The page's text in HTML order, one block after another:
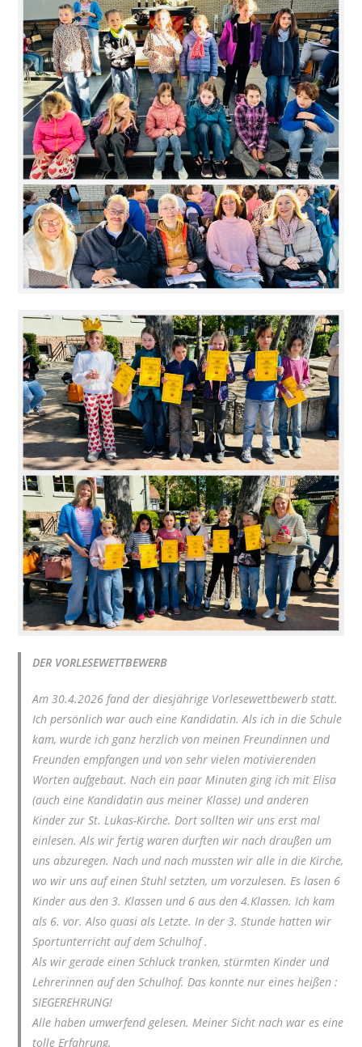
DER VORLESEWETTBEWERB
Am 30.4.2026 fand der diesjährige Vorlesewettbewerb statt.
Ich persönlich war auch eine Kandidatin. Als ich in die Schule
kam, wurde ich ganz herzlich von meinen Freundinnen und
Freunden empfangen und von sehr vielen motivierenden
Worten aufgebaut. Nach ein paar Minuten ging ich mit Elisa
(auch eine Kandidatin aus meiner Klasse) und anderen
Kinder zur St. Lukas-Kirche. Dort sollten wir uns erst mal
einlesen. Als wir fertig waren durften wir nach draußen um
uns abzuregen. Nach und nach mussten wir alle in die Kirche,
wo wir uns auf einen Stuhl setzten, um vorzulesen. Es lasen 6
Kinder aus den 3. Klassen und 6 aus den 4.Klassen. Ich kam
als 6. vor. Also quasi als Letzte. In der 3. Stunde hatten wir
Sportunterricht auf dem Schulhof .
Als wir gerade einen Schluck tranken, stürmten Kinder und
Lehrerinnen auf den Schulhof. Das konnte nur eines heißen :
SIEGEREHRUNG!
Alle haben umwerfend gelesen. Meiner Sicht nach war es eine
tolle Erfahrung.